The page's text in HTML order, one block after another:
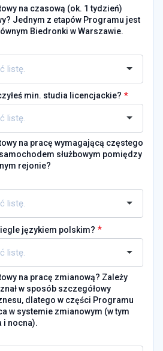
na czasową (ok. 1 tydzień)
Jednym z etapów Programu jest
Biedronki w Warszawie.
min. studia licencjackie? *
na pracę wymagającą częstego
służbowym pomiędzy
rejonie?
językiem polskim? *
na pracę zmianową? Zależy
w sposób szczegółowy
dlatego w części Programu
w systemie zmianowym (w tym
i nocna).